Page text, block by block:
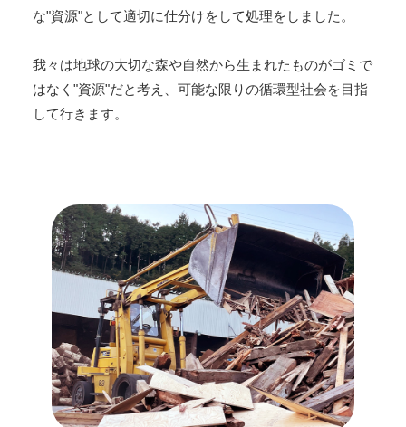
な"資源"として適切に仕分けをして処理をしました。
我々は地球の大切な森や自然から生まれたものがゴミで
はなく"資源"だと考え、可能な限りの循環型社会を目指
して行きます。